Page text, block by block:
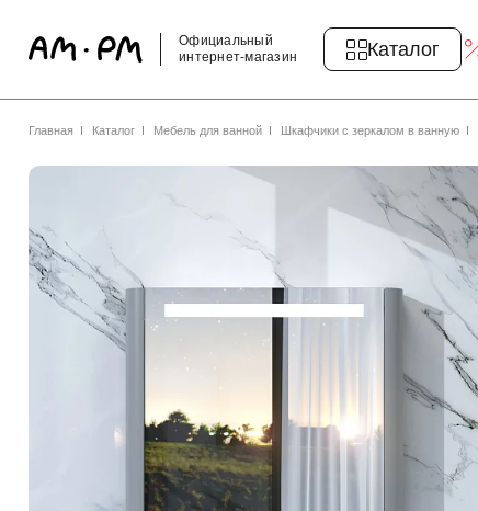
Официальный
интернет-магазин
Каталог
Главная Каталог Мебель для ванной Шкафчики с зеркалом в ванную